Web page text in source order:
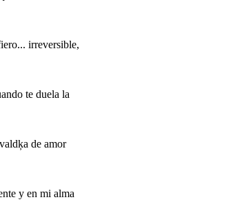
irreversible,
te duela la
de amor
y en mi alma